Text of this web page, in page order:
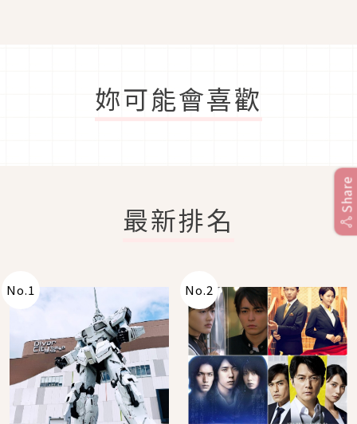
妳可能會喜歡
最新排名
No.1 No.2
Share